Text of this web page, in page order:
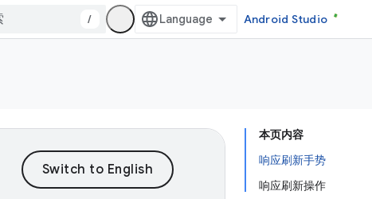
/ Android Studio
本页内容
响应刷新手势
响应刷新操作